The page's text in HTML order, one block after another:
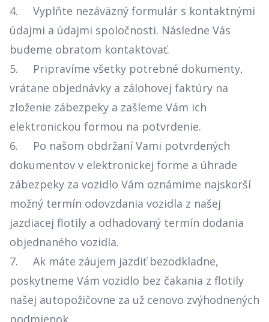
4. Vyplňte nezáväzný formulár s kontaktnými
údajmi a údajmi spoločnosti. Následne Vás
budeme obratom kontaktovať.
5. Pripravíme všetky potrebné dokumenty,
vrátane objednávky a zálohovej faktúry na
zloženie zábezpeky a zašleme Vám ich
elektronickou formou na potvrdenie.
6. Po našom obdržaní Vami potvrdených
dokumentov v elektronickej forme a úhrade
zábezpeky za vozidlo Vám oznámime najskorší
možný termín odovzdania vozidla z našej
jazdiacej flotily a odhadovaný termín dodania
objednaného vozidla.
7. Ak máte záujem jazdiť bezodkladne,
poskytneme Vám vozidlo bez čakania z flotily
našej autopožičovne za už cenovo zvýhodnených